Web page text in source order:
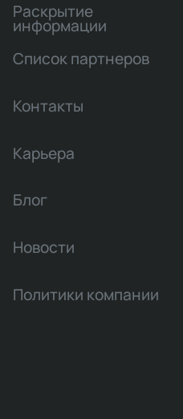
Раскрытие
информации
Список партнеров
Контакты
Карьера
Блог
Новости
Политики компании